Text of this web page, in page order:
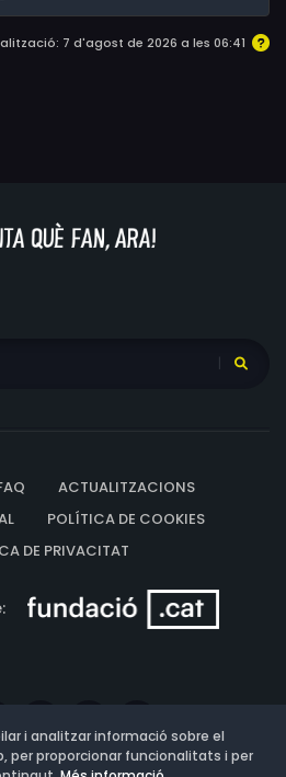
7 d'agost de 2026 a les 06:41
ACTUALITZACIONS
POLÍTICA DE COOKIES
DE PRIVACITAT
i analitzar informació sobre el
per proporcionar funcionalitats i per